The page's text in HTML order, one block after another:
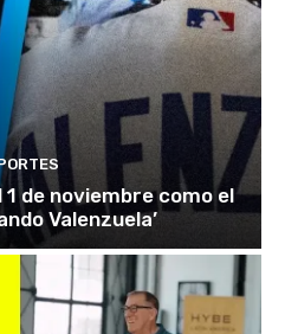
de noviembre como el
Valenzuela’